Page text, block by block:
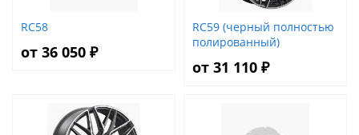
RC58
от 36 050 ₽
RC59 (черный полностью
полированный)
от 31 110 ₽